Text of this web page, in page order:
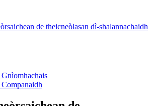
de theicneòlasan dì-shalannachaidh